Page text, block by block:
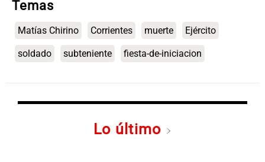
Temas
Matías Chirino Corrientes muerte Ejército
soldado subteniente fiesta-de-iniciacion
Lo último